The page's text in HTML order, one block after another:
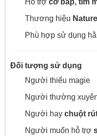
Hỗ trợ cơ bắp, tim
Thương hiệu
Phù hợp sử dụng
Đối tượng sử dụng
Người thiếu magie
Người thường
Người hay chuột
Người muốn hỗ trợ